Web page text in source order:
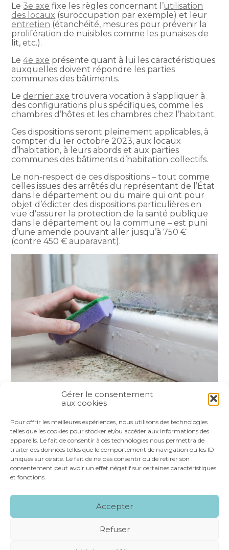
Gérer le consentement
aux cookies
Pour offrir les meilleures expériences, nous utilisons des technologies
telles que les cookies pour stocker et/ou accéder aux informations des
appareils. Le fait de consentir à ces technologies nous permettra de
traiter des données telles que le comportement de navigation ou les ID
uniques sur ce site. Le fait de ne pas consentir ou de retirer son
consentement peut avoir un effet négatif sur certaines caractéristiques
et fonctions.
Accepter
Refuser
Le3e axe fixe les règles concernant l’utilisation
des locaux (suroccupation par exemple) et leur
entretien (étanchéité, mesures pour prévenir la
prolifération de nuisibles comme les punaises de
lit, etc.).
Le4e axe présente quant à lui les caractéristiques
auxquelles doivent répondre les parties
communes des bâtiments.
Le dernier axe trouvera vocation à s’appliquer à
des configurations plus spécifiques, comme les
chambres d’hôtes et les chambres chez l’habitant.
Ces dispositions seront pleinement applicables, à
compter du 1er octobre 2023, aux locaux
d’habitation, à leurs abords et aux parties
communes des bâtiments d’habitation collectifs.
Le non-respect de ces dispositions – tout comme
celles issues des arrêtés du représentant de l’État
dans le département ou du maire qui ont pour
objet d’édicter des dispositions particulières en
vue d’assurer la protection de la santé publique
dans le département ou la commune – est puni
d’une amende pouvant aller jusqu’à 750 €
(contre 450 € auparavant).
FaceBook
TwitterLinkedIn
Footer
NOS SERVICES
NOS SPÉCIALITÉS
RECRUTEMENT CONTACT